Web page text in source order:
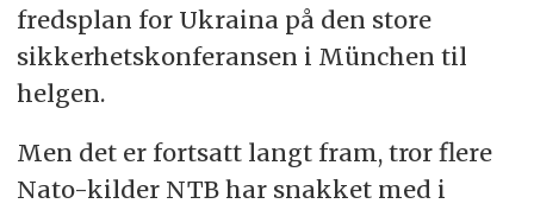
fredsplan for Ukraina på den store
sikkerhetskonferansen i München til
helgen.
Men det er fortsatt langt fram, tror flere
Nato-kilder NTB har snakket med i